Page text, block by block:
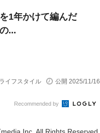
1年かけて編んだ
...
ライフスタイル 公開 2025/11/16
Recommended by